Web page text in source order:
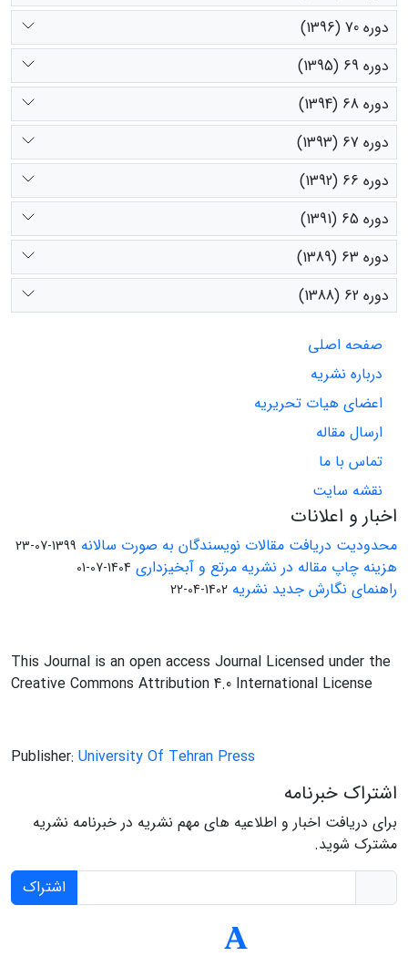
دوره 70 (1396)
دوره 69 (1395)
دوره 68 (1394)
دوره 67 (1393)
دوره 66 (1392)
دوره 65 (1391)
دوره 63 (1389)
دوره 62 (1388)
صفحه اصلی
درباره نشریه
اعضای هیات تحریریه
ارسال مقاله
تماس با ما
نقشه سایت
اخبار و اعلانات
محدودیت دریافت مقالات نویسندگان به صورت سالانه 1399-07-23
هزینه چاپ مقاله در نشریه مرتع و آبخیزداری 1404-07-01
راهنمای نگارش جدید نشریه 1402-04-22
This Journal is an open access Journal Licensed under the
Creative Commons Attribution 4.0 International License
Publisher: University Of Tehran Press
اشتراک خبرنامه
برای دریافت اخبار و اطلاعیه های مهم نشریه در خبرنامه نشریه
مشترک شوید.
اشتراک